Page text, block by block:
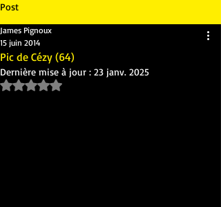
Post
Pic de Cézy (64)
James Pignoux
15 juin 2014
Dernière mise à jour : 23 janv. 2025
Noté NaN étoiles sur 5.